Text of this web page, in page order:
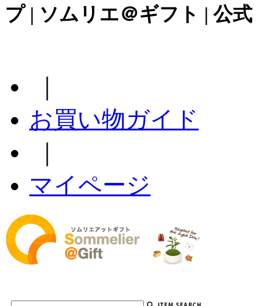
プ | ソムリエ＠ギフト | 公式
お買い物ガイド
マイページ